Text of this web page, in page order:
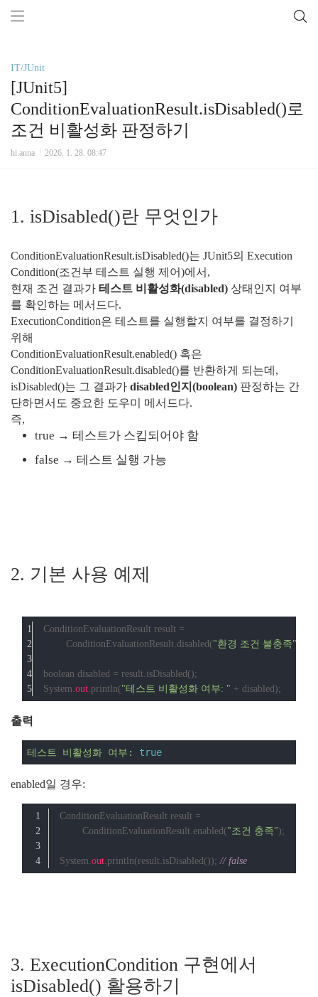
IT/JUnit
[JUnit5]
ConditionEvaluationResult.isDisabled()로
조건 비활성화 판정하기
hi.anna 2026. 1. 28. 08:47
1. isDisabled()란 무엇인가
ConditionEvaluationResult.isDisabled()는 JUnit5의 Execution
Condition(조건부 테스트 실행 제어)에서,
현재 조건 결과가 테스트 비활성화(disabled) 상태인지 여부
를 확인하는 메서드다.
ExecutionCondition은 테스트를 실행할지 여부를 결정하기
위해
ConditionEvaluationResult.enabled() 혹은
ConditionEvaluationResult.disabled()를 반환하게 되는데,
isDisabled()는 그 결과가 disabled인지(boolean) 판정하는 간
단하면서도 중요한 도우미 메서드다.
즉,
true → 테스트가 스킵되어야 함
false → 테스트 실행 가능
2. 기본 사용 예제
ConditionEvaluationResult result =
        ConditionEvaluationResult.disabled(
"환경 조건 불충족"
boolean disabled = result.isDisabled();
System.out.println("테스트 비활성화 여부: " + disabled);
출력
테스트 비활성화 여부: true
enabled일 경우:
ConditionEvaluationResult result =
        ConditionEvaluationResult.enabled(
"조건 충족");
System.out.println(result.isDisabled()); // false
3. ExecutionCondition 구현에서
isDisabled() 활용하기